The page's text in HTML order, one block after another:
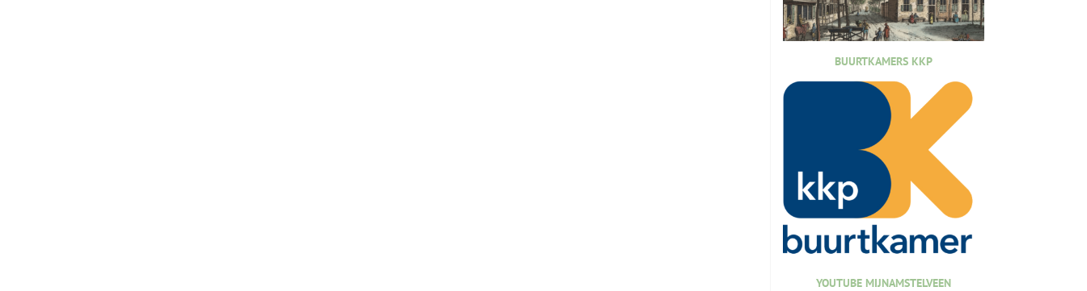
BUURTKAMERS KKP
YOUTUBE MIJNAMSTELVEEN